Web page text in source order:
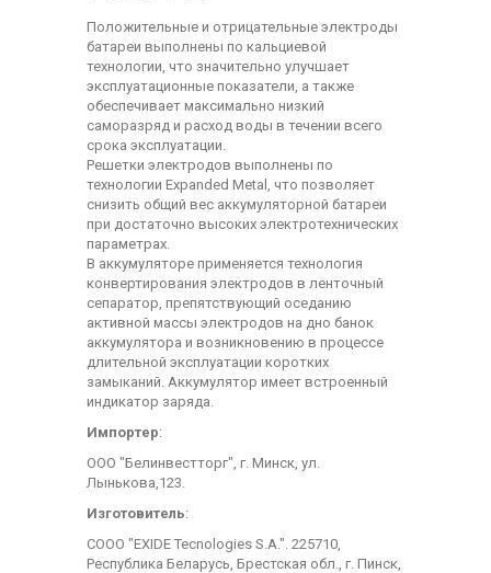
Положительные и отрицательные электроды
батареи выполнены по кальциевой
технологии, что значительно улучшает
эксплуатационные показатели, а также
обеспечивает максимально низкий
саморазряд и расход воды в течении всего
срока эксплуатации.
Решетки электродов выполнены по
технологии Expanded Metal, что позволяет
снизить общий вес аккумуляторной батареи
при достаточно высоких электротехнических
параметрах.
В аккумуляторе применяется технология
конвертирования электродов в ленточный
сепаратор, препятствующий оседанию
активной массы электродов на дно банок
аккумулятора и возникновению в процессе
длительной эксплуатации коротких
замыканий. Аккумулятор имеет встроенный
индикатор заряда.
Импортер:
ООО "Белинвестторг", г. Минск, ул.
Лынькова,123.
Изготовитель:
СООО "EXIDE Tecnologies S.A.". 225710,
Республика Беларусь, Брестская обл., г. Пинск,